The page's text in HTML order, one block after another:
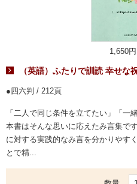
1,650
（英語）ふたりで訓読 幸せな
四六判 / 212頁
「二人で同じ条件を立てたい」「一
本書はそんな思いに応えたみ言集で
に対する実践的なみ言を分かりやす
とで精...